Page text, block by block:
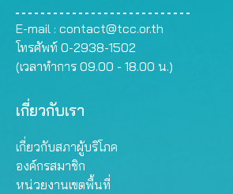
E-mail : contact@tcc.or.th
โทรศัพท์ 0-2938-1502
(เวลาทำการ 09.00 - 18.00 น.)
เกี่ยวกับเรา
เกี่ยวกับสภาผู้บริโภค
องค์กรสมาชิก
หน่วยงานเขตพื้นที่